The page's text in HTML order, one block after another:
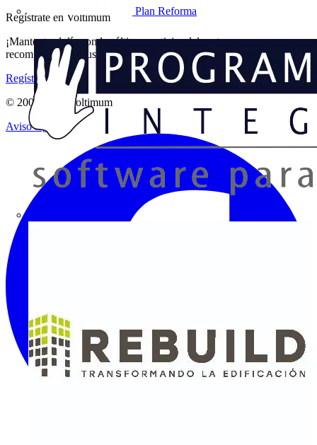
Plan Reforma
Regístrate en Voltimum
¡Mantente al día con las últimas noticias del sector y gana
recompensas por tus compras eléctricas!
Regístrate aquí
© 2002-
Voltimum
Aviso legal